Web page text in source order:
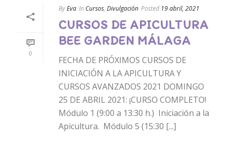
0
ByEva In Cursos, Divulgación Posted 19 abril, 2021
CURSOS DE APICULTURA
BEE GARDEN MÁLAGA
FECHA DE PRÓXIMOS CURSOS DE
INICIACIÓN A LA APICULTURA Y
CURSOS AVANZADOS 2021 DOMINGO
25 DE ABRIL 2021: ¡CURSO COMPLETO!
Módulo 1 (9:00 a 13:30 h.) Iniciación a la
Apicultura. Módulo 5 (15:30 [...]